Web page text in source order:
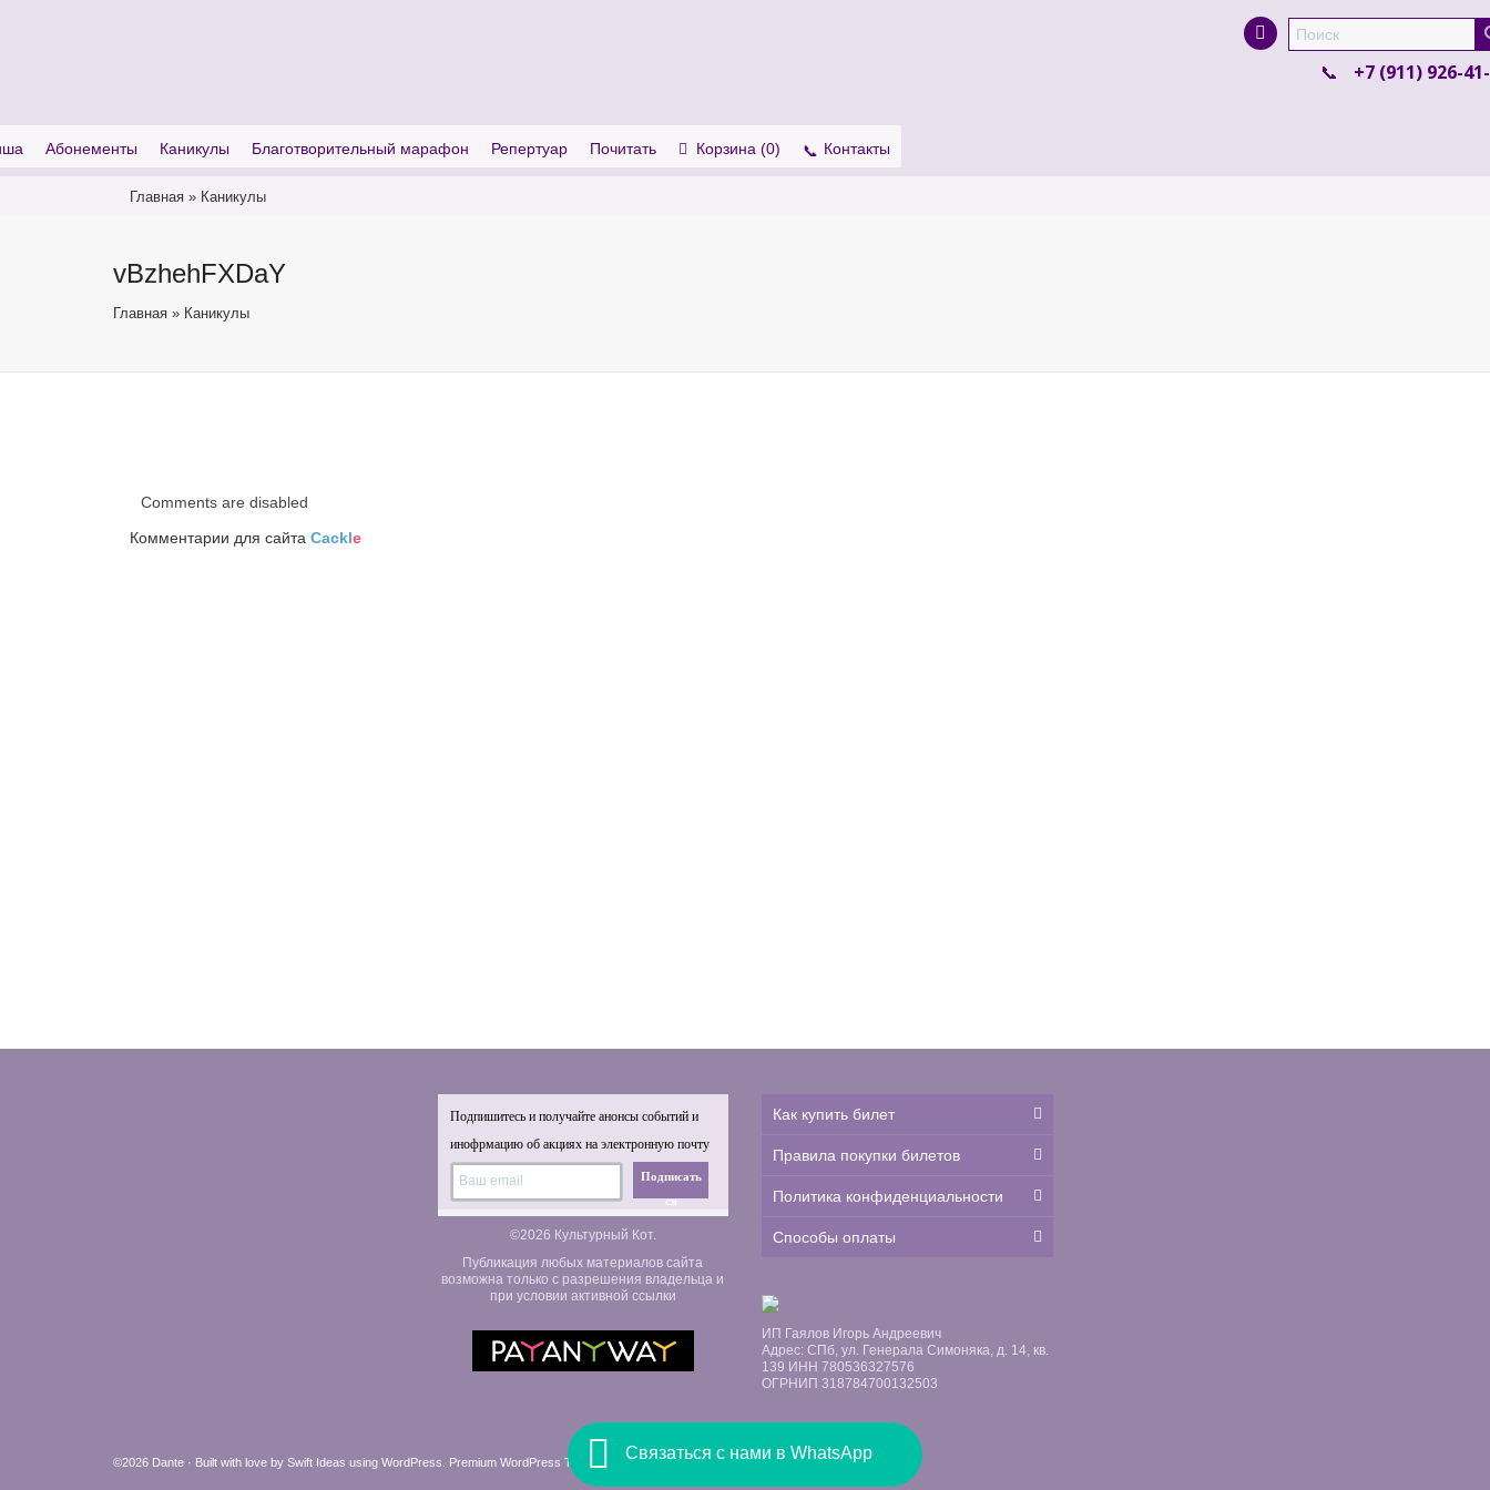
+7 (911) 926-
Абонементы Каникулы Благотворительный марафон Репертуар Почитать Корзина (0) Контакты
Главная » Каникулы
Связаться с нами в WhatsApp
vBzhehFXDaY
Главная » Каникулы
Comments are disabled
Комментарии для сайта Cackle
Подпишитесь и получайте анонсы событий и
инофрмацию об акциях на электронную почту
Подписать
ся
©2026 Культурный Кот.
Публикация любых материалов сайта
возможна только с разрешения владельца и
при условии активной ссылки
Как купить билет
Правила покупки билетов
Политика конфиденциальности
Способы оплаты
ИП Гаялов Игорь Андреевич
Адрес: СПб, ул. Генерала Симоняка, д. 14, кв.
139 ИНН 780536327576
ОГРНИП 318784700132503
©2026 Dante · Built with love by Swift Ideas using WordPress Premium WordPress Themes by Swift Ideas